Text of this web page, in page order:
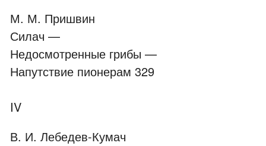
М. М. Пришвин
Силач —
Недосмотренные грибы —
Напутствие пионерам 329
IV
В. И. Лебедев-Кумач